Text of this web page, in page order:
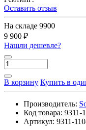
Оставить отзыв
На складе 9900
9 900 ₽
Нашли дешевле?
В корзину Купить в
Производитель:
Код товара: 9311-
Артикул: 9311-